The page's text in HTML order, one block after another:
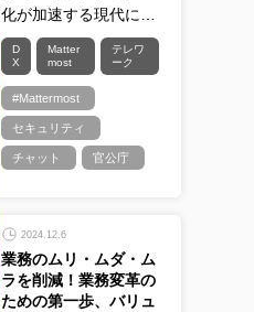
化が加速する現代に…
D
X
Matter
most
テレワ
ーク
#Mattermost
セキュリティ
チャット 官公庁
2024.12.6
業務のムリ・ムダ・ム
ラを削減！業務変革の
ための第一歩、バリュ